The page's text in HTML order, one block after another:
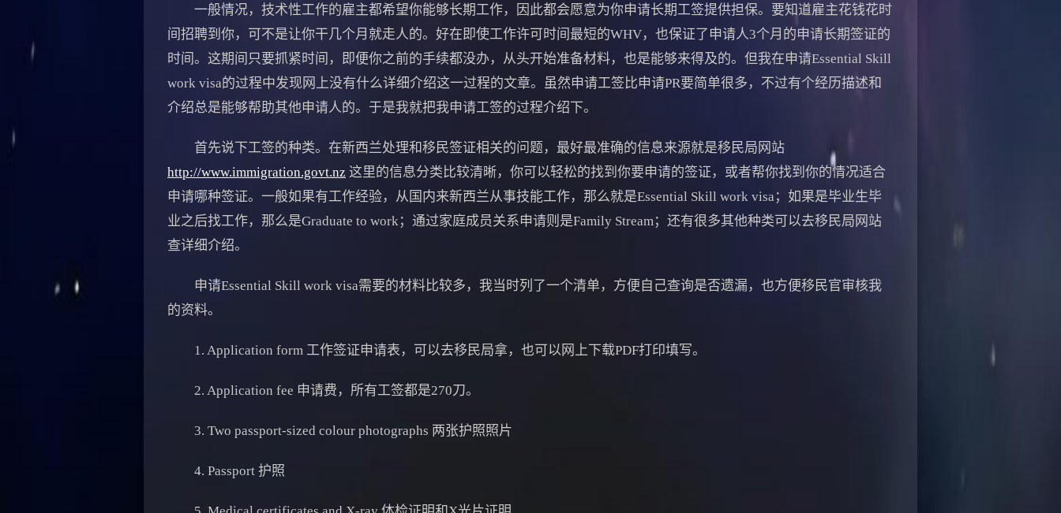
一般情况，技术性工作的雇主都希望你能够长期工作，因此都会愿意为你申请长期工签提供担保。要知道雇主花钱花时
间招聘到你，可不是让你干几个月就走人的。好在即使工作许可时间最短的WHV，也保证了申请人3个月的申请长期签证的
时间。这期间只要抓紧时间，即便你之前的手续都没办，从头开始准备材料，也是能够来得及的。但我在申请Essential Skill
work visa的过程中发现网上没有什么详细介绍这一过程的文章。虽然申请工签比申请PR要简单很多，不过有个经历描述和
介绍总是能够帮助其他申请人的。于是我就把我申请工签的过程介绍下。
首先说下工签的种类。在新西兰处理和移民签证相关的问题，最好最准确的信息来源就是移民局网站
http://www.immigration.govt.nz 这里的信息分类比较清晰，你可以轻松的找到你要申请的签证，或者帮你找到你的情况适合
申请哪种签证。一般如果有工作经验，从国内来新西兰从事技能工作，那么就是Essential Skill work visa；如果是毕业生毕
业之后找工作，那么是Graduate to work；通过家庭成员关系申请则是Family Stream；还有很多其他种类可以去移民局网站
查详细介绍。
申请Essential Skill work visa需要的材料比较多，我当时列了一个清单，方便自己查询是否遗漏，也方便移民官审核我
的资料。
1. Application form 工作签证申请表，可以去移民局拿，也可以网上下载PDF打印填写。
2. Application fee 申请费，所有工签都是270刀。
3. Two passport-sized colour photographs 两张护照照片
4. Passport 护照